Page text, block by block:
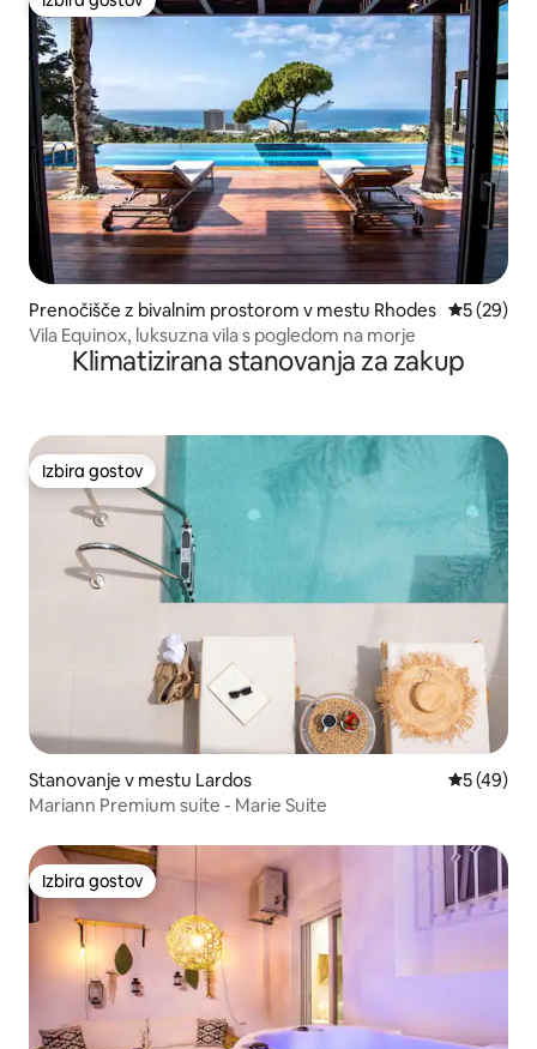
Izbira gostov
Prenočišče z bivalnim prostorom v mestu Rhodes
5 (29)
Vila Equinox, luksuzna vila s pogledom na morje
Klimatizirana stanovanja za zakup
Izbira gostov
Izbira gostov
Stanovanje v mestu Lardos
5 (49)
Mariann Premium suite - Marie Suite
Izbira gostov
Izbira gostov